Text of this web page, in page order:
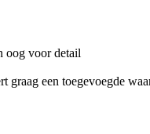
oog voor detail
graag een toegevoegde